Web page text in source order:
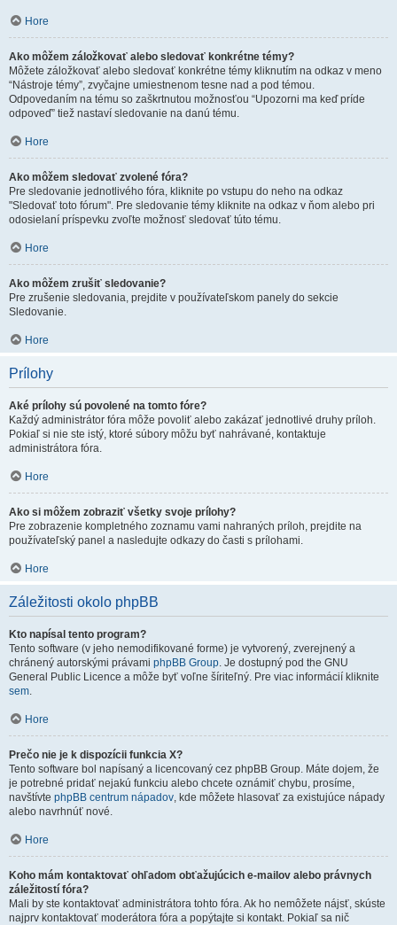
Hore
Ako môžem záložkovať alebo sledovať konkrétne témy?
Môžete záložkovať alebo sledovať konkrétne témy kliknutím na odkaz v meno
“Nástroje témy”, zvyčajne umiestnenom tesne nad a pod témou.
Odpovedaním na tému so zaškrtnutou možnosťou “Upozorni ma keď príde
odpoveď” tiež nastaví sledovanie na danú tému.
Hore
Ako môžem sledovať zvolené fóra?
Pre sledovanie jednotlivého fóra, kliknite po vstupu do neho na odkaz
"Sledovať toto fórum". Pre sledovanie témy kliknite na odkaz v ňom alebo pri
odosielaní príspevku zvoľte možnosť sledovať túto tému.
Hore
Ako môžem zrušiť sledovanie?
Pre zrušenie sledovania, prejdite v používateľskom panely do sekcie
Sledovanie.
Hore
Prílohy
Aké prílohy sú povolené na tomto fóre?
Každý administrátor fóra môže povoliť alebo zakázať jednotlivé druhy príloh.
Pokiaľ si nie ste istý, ktoré súbory môžu byť nahrávané, kontaktuje
administrátora fóra.
Hore
Ako si môžem zobraziť všetky svoje prílohy?
Pre zobrazenie kompletného zoznamu vami nahraných príloh, prejdite na
používateľský panel a nasledujte odkazy do časti s prílohami.
Hore
Záležitosti okolo phpBB
Kto napísal tento program?
Tento software (v jeho nemodifikované forme) je vytvorený, zverejnený a
chránený autorskými právami phpBB Group. Je dostupný pod the GNU
General Public Licence a môže byť voľne šíriteľný. Pre viac informácií kliknite
sem.
Hore
Prečo nie je k dispozícii funkcia X?
Tento software bol napísaný a licencovaný cez phpBB Group. Máte dojem, že
je potrebné pridať nejakú funkciu alebo chcete oznámiť chybu, prosíme,
navštívte phpBB centrum nápadov, kde môžete hlasovať za existujúce nápady
alebo navrhnúť nové.
Hore
Koho mám kontaktovať ohľadom obťažujúcich e-mailov alebo právnych
záležitostí fóra?
Mali by ste kontaktovať administrátora tohto fóra. Ak ho nemôžete nájsť, skúste
najprv kontaktovať moderátora fóra a popýtajte si kontakt. Pokiaľ sa nič